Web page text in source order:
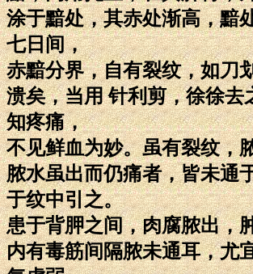
涂于黯处，其赤处渐高，黯
七日间，
赤黯分界，自有裂纹，如刀
溃矣，当用 针利剪，徐徐去
知疼痛，
不见鲜血为妙。虽有裂纹，
脓水虽出而仍痛者，皆未通
于纹中引之。
患于背胛之间，肉腐脓出，
内有毒筋间隔脓未通耳，尤